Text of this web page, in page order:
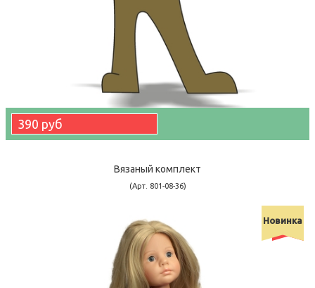
390 руб
Вязаный комплект
(Арт. 801-08-36)
-
Новинка